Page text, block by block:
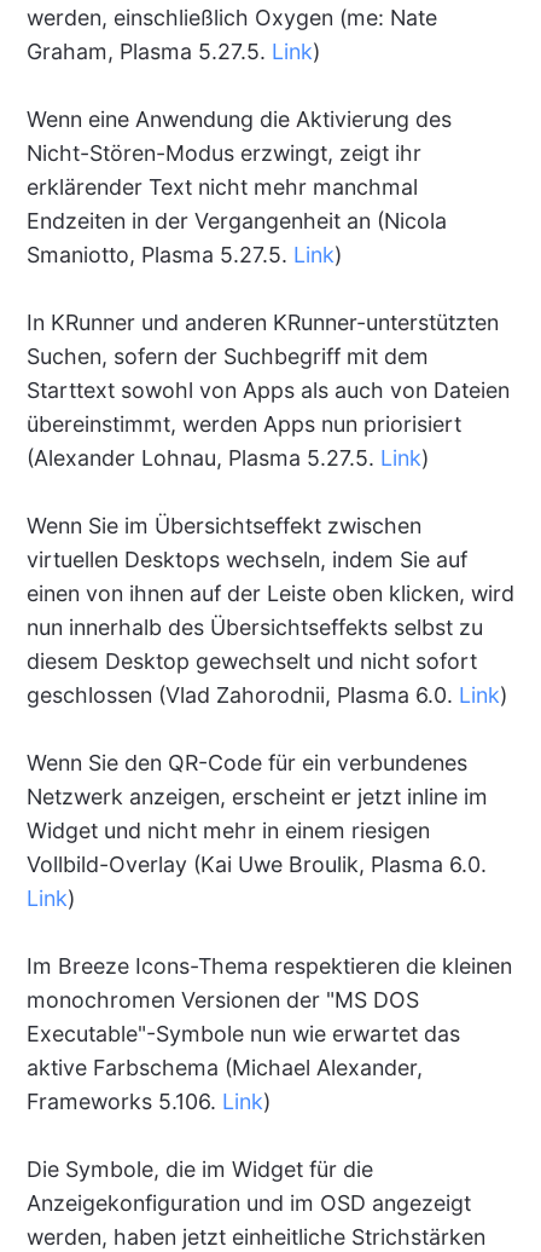
werden, einschließlich Oxygen (me: Nate
Graham, Plasma 5.27.5. Link)
Wenn eine Anwendung die Aktivierung des
Nicht-Stören-Modus erzwingt, zeigt ihr
erklärender Text nicht mehr manchmal
Endzeiten in der Vergangenheit an (Nicola
Smaniotto, Plasma 5.27.5. Link)
In KRunner und anderen KRunner-unterstützten
Suchen, sofern der Suchbegriff mit dem
Starttext sowohl von Apps als auch von Dateien
übereinstimmt, werden Apps nun priorisiert
(Alexander Lohnau, Plasma 5.27.5. Link)
Wenn Sie im Übersichtseffekt zwischen
virtuellen Desktops wechseln, indem Sie auf
einen von ihnen auf der Leiste oben klicken, wird
nun innerhalb des Übersichtseffekts selbst zu
diesem Desktop gewechselt und nicht sofort
geschlossen (Vlad Zahorodnii, Plasma 6.0. Link)
Wenn Sie den QR-Code für ein verbundenes
Netzwerk anzeigen, erscheint er jetzt inline im
Widget und nicht mehr in einem riesigen
Vollbild-Overlay (Kai Uwe Broulik, Plasma 6.0.
Link)
Im Breeze Icons-Thema respektieren die kleinen
monochromen Versionen der "MS DOS
Executable"-Symbole nun wie erwartet das
aktive Farbschema (Michael Alexander,
Frameworks 5.106. Link)
Die Symbole, die im Widget für die
Anzeigekonfiguration und im OSD angezeigt
werden, haben jetzt einheitliche Strichstärken